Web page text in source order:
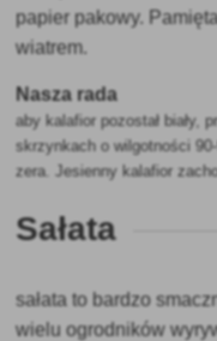
papier pakowy.
wiatrem.
Nasza rada
aby kalafior pozostał biały,
skrzynkach o wilgotności
zera. Jesienny kalafior
Sałata
sałata to bardzo
wielu ogrodników